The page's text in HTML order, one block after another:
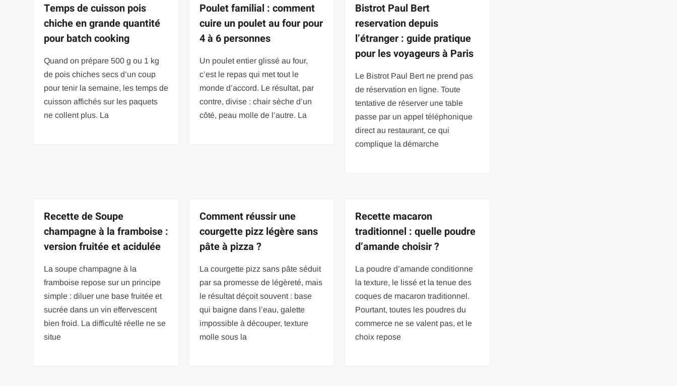
Temps de cuisson pois
chiche en grande quantité
pour batch cooking
Quand on prépare 500 g ou 1 kg
de pois chiches secs d’un coup
pour tenir la semaine, les temps de
cuisson affichés sur les paquets
ne collent plus. La
Poulet familial : comment
cuire un poulet au four pour
4 à 6 personnes
Un poulet entier glissé au four,
c’est le repas qui met tout le
monde d’accord. Le résultat, par
contre, divise : chair sèche d’un
côté, peau molle de l’autre. La
Bistrot Paul Bert
reservation depuis
l’étranger : guide pratique
pour les voyageurs à Paris
Le Bistrot Paul Bert ne prend pas
de réservation en ligne. Toute
tentative de réserver une table
passe par un appel téléphonique
direct au restaurant, ce qui
complique la démarche
Recette de Soupe
champagne à la framboise :
version fruitée et acidulée
La soupe champagne à la
framboise repose sur un principe
simple : diluer une base fruitée et
sucrée dans un vin effervescent
bien froid. La difficulté réelle ne se
situe
Comment réussir une
courgette pizz légère sans
pâte à pizza ?
La courgette pizz sans pâte séduit
par sa promesse de légèreté, mais
le résultat déçoit souvent : base
qui baigne dans l’eau, galette
impossible à découper, texture
molle sous la
Recette macaron
traditionnel : quelle poudre
d’amande choisir ?
La poudre d’amande conditionne
la texture, le lissé et la tenue des
coques de macaron traditionnel.
Pourtant, toutes les poudres du
commerce ne se valent pas, et le
choix repose